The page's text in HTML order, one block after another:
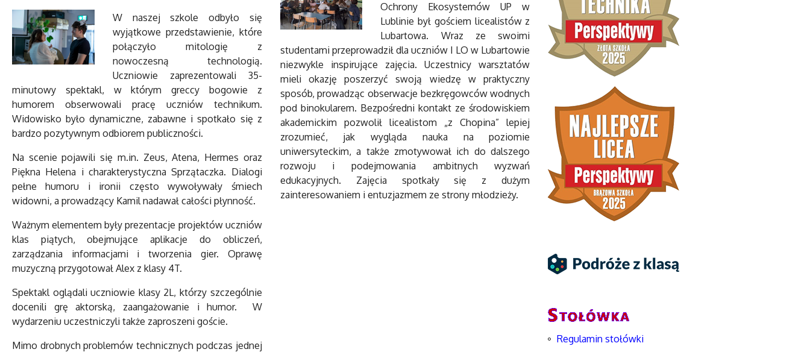
W naszej szkole odbyło się
wyjątkowe przedstawienie, które
połączyło mitologię z
nowoczesną technologią.
Uczniowie zaprezentowali 35-
minutowy spektakl, w którym greccy bogowie z
humorem obserwowali pracę uczniów technikum.
Widowisko było dynamiczne, zabawne i spotkało się z
bardzo pozytywnym odbiorem publiczności.
Na scenie pojawili się m.in. Zeus, Atena, Hermes oraz
Piękna Helena i charakterystyczna Sprzątaczka. Dialogi
pełne humoru i ironii często wywoływały śmiech
widowni, a prowadzący Kamil nadawał całości płynność.
Ważnym elementem były prezentacje projektów uczniów
klas piątych, obejmujące aplikacje do obliczeń,
zarządzania informacjami i tworzenia gier. Oprawę
muzyczną przygotował Alex z klasy 4T.
Spektakl oglądali uczniowie klasy 2L, którzy szczególnie
docenili grę aktorską, zaangażowanie i humor. W
wydarzeniu uczestniczyli także zaproszeni goście.
Mimo drobnych problemów technicznych podczas jednej
Ochrony Ekosystemów UP w
Lublinie był gościem licealistów z
Lubartowa. Wraz ze swoimi
studentami przeprowadził dla uczniów I LO w Lubartowie
niezwykle inspirujące zajęcia. Uczestnicy warsztatów
mieli okazję poszerzyć swoją wiedzę w praktyczny
sposób, prowadząc obserwacje bezkręgowców wodnych
pod binokularem. Bezpośredni kontakt ze środowiskiem
akademickim pozwolił licealistom „z Chopina” lepiej
zrozumieć, jak wygląda nauka na poziomie
uniwersyteckim, a także zmotywował ich do dalszego
rozwoju i podejmowania ambitnych wyzwań
edukacyjnych. Zajęcia spotkały się z dużym
zainteresowaniem i entuzjazmem ze strony młodzieży.
Regulamin stołówki